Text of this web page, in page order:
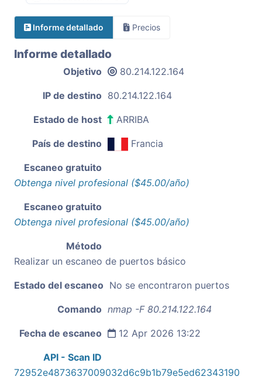
Informe detallado Precios
Informe detallado
Objetivo 80.214.122.164
IP de destino 80.214.122.164
Estado de host ARRIBA
País de destino Francia
Escaneo gratuito
Obtenga nivel profesional ($45.00/año)
Escaneo gratuito
Obtenga nivel profesional ($45.00/año)
Método
Realizar un escaneo de puertos básico
Estado del escaneo No se encontraron puertos
Comando nmap -F 80.214.122.164
Fecha de escaneo 12 Apr 2026 13:22
API - Scan ID
72952e4873637009032d6c9b1b79e5ed62343190